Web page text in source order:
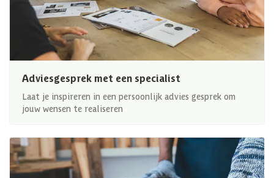
Adviesgesprek met een specialist
Laat je inspireren in een persoonlijk advies gesprek om
jouw wensen te realiseren